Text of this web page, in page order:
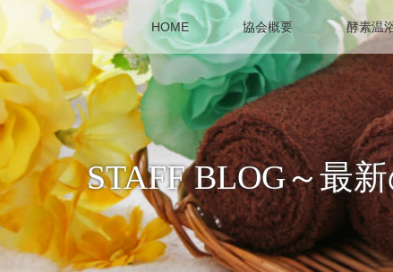
HOME 協会概要 酵素温
STAFF BLOG～最